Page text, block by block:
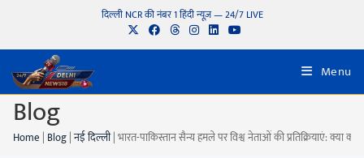
दिल्ली NCR की नंबर 1 हिंदी न्यूज़ — 24/7 LIVE
Menu
Blog
Home | Blog|नई दिल्ली|भारत-पाकिस्तान सैन्य हमले पर विश्व नेताओं की प्रतिक्रियाएं: क्या कह